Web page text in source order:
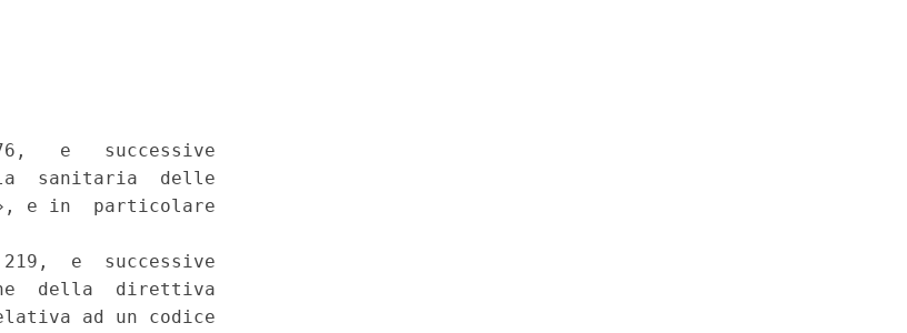
e   successive
sanitaria  delle
e in  particolare
e  successive
della  direttiva
ad un codice